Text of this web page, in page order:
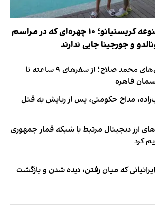
لیست ممنوعه کریستیانو؛ ۱۰ چهره‌ای که در مراسم
و جورجینا جایی ندارند
روایت فداکاری‌های محمد صلاح؛ از سفرهای ۹ ساعته تا
قاهره
مداح حکومتی، پس از ربایش به قتل
ارز دیجیتال مرتبط با شبکه قمار جمهوری
کرد
که میان رفتن، دیده شدن و بازگشت